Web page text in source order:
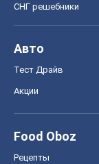
СНГ решебники
Авто
Тест Драйв
Акции
Food Oboz
Рецепты